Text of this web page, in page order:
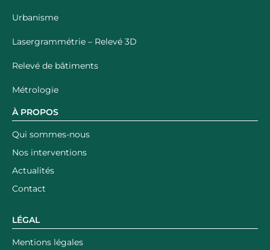
Urbanisme
Lasergrammétrie – Relevé 3D
Relevé de bâtiments
Métrologie
À PROPOS
Qui sommes-nous
Nos interventions
Actualités
Contact
LÉGAL
Mentions légales